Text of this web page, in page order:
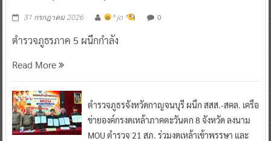
31 กรกฎาคม 2026 ^ jo ^ 0
ตำรวจภูธรภาค 5 ผนึกกำลัง
Read More
ตำรวจภูธรจังหวัดกาญจนบุรี ผนึก สสส.-สคล. เครือ
ข่ายองค์กรงดเหล้าภาคตะวันตก 8 จังหวัด ลงนาม
MOU ตำรวจ 21 สภ. ร่วมงดเหล้าเข้าพรรษา และ